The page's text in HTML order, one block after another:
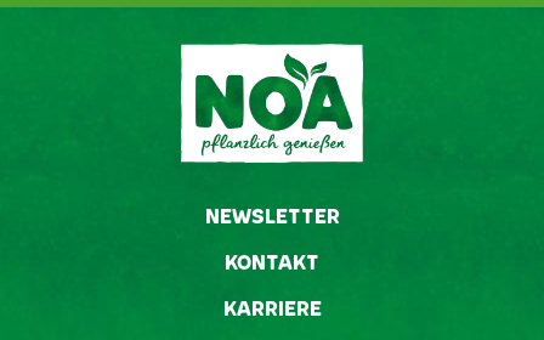
NEWSLETTER
KONTAKT
KARRIERE